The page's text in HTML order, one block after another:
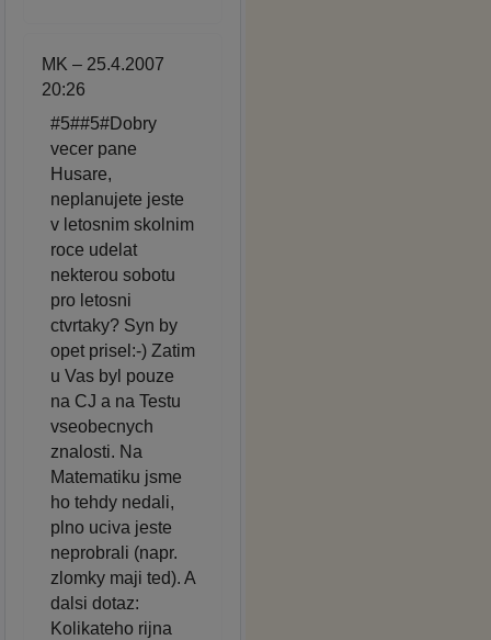
MK – 25.4.2007
20:26
#5##5#Dobry
vecer pane
Husare,
neplanujete jeste
v letosnim skolnim
roce udelat
nekterou sobotu
pro letosni
ctvrtaky? Syn by
opet prisel:-) Zatim
u Vas byl pouze
na CJ a na Testu
vseobecnych
znalosti. Na
Matematiku jsme
ho tehdy nedali,
plno uciva jeste
neprobrali (napr.
zlomky maji ted). A
dalsi dotaz:
Kolikateho rijna